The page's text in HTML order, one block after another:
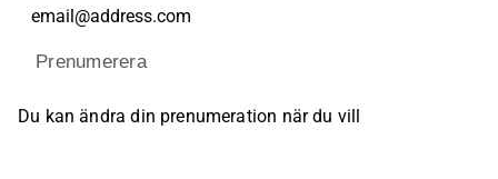
Prenumerera
Du kan ändra din prenumeration när du vill